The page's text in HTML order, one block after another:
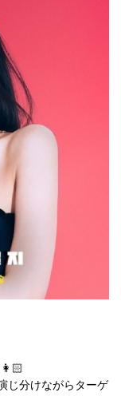
じ分けながらターゲ